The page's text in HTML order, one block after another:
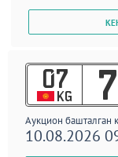
07
KG
Аукцион башталган
10.08.2026